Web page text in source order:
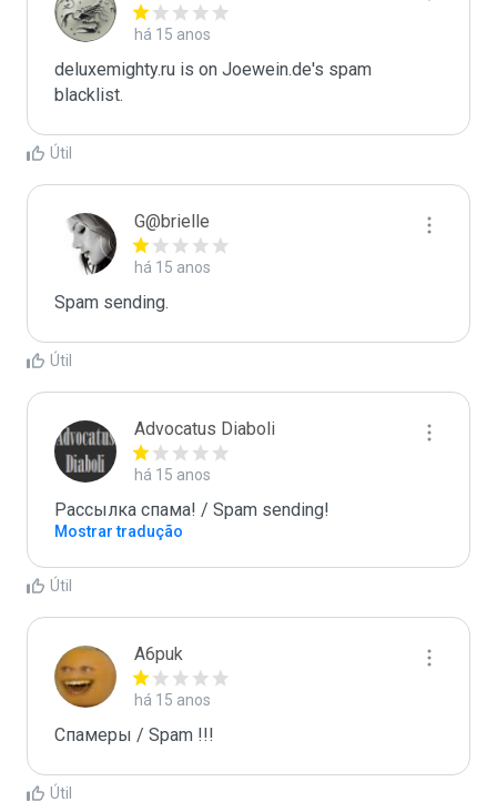
há 15 anos
deluxemighty.ru is on Joewein.de's spam
blacklist.
Útil
G@brielle
há 15 anos
Spam sending.
Útil
Advocatus Diaboli
há 15 anos
Рассылка спама! / Spam sending!
Mostrar tradução
Útil
A6puk
há 15 anos
Спамеры / Spam !!!
Útil